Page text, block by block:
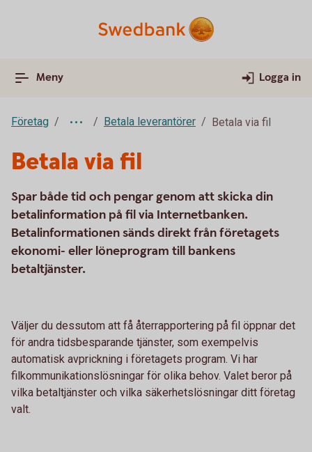
Meny Logga in
Företag Betala leverantörer Betala via fil
Betala via fil
Spar både tid och pengar genom att skicka din
betalinformation på fil via Internetbanken.
Betalinformationen sänds direkt från företagets
ekonomi- eller löneprogram till bankens
betaltjänster.
Väljer du dessutom att få återrapportering på fil öppnar det
för andra tidsbesparande tjänster, som exempelvis
automatisk avprickning i företagets program. Vi har
filkommunikationslösningar för olika behov. Valet beror på
vilka betaltjänster och vilka säkerhetslösningar ditt företag
valt.